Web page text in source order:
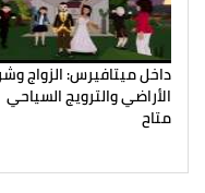
داخل ميتافيرس: الزواج
الأراضي والترويج السياحي
متاح